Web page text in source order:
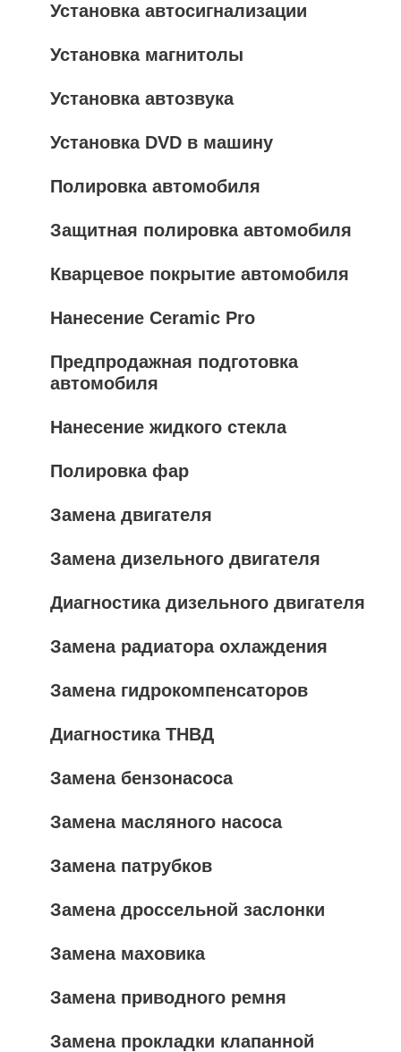
Установка автосигнализации
Установка магнитолы
Установка автозвука
Установка DVD в машину
Полировка автомобиля
Защитная полировка автомобиля
Кварцевое покрытие автомобиля
Нанесение Ceramic Pro
Предпродажная подготовка
автомобиля
Нанесение жидкого стекла
Полировка фар
Замена двигателя
Замена дизельного двигателя
Диагностика дизельного двигателя
Замена радиатора охлаждения
Замена гидрокомпенсаторов
Диагностика ТНВД
Замена бензонасоса
Замена масляного насоса
Замена патрубков
Замена дроссельной заслонки
Замена маховика
Замена приводного ремня
Замена прокладки клапанной